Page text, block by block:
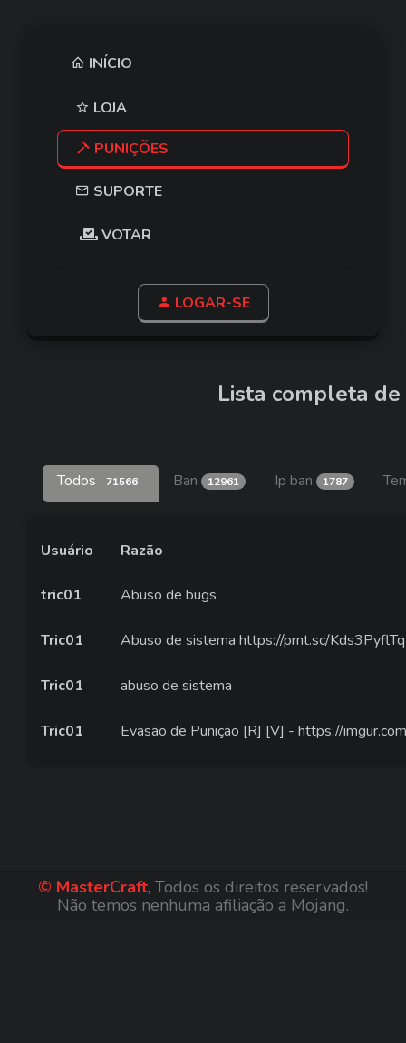
INÍCIO
LOJA
PUNIÇÕES
SUPORTE
VOTAR
LOGAR-SE
Lista completa
Todos 71566 Ban 12961 Ip ban 1787
Usuário Razão
tric01 Abuso de bugs
Tric01 Abuso de sistema https://prnt.sc/
Tric01 abuso de sistema
Tric01 Evasão de Punição [R] [V] - https://
© MasterCraft, Todos os direitos reservados!
Não temos nenhuma afiliação a Mojang.